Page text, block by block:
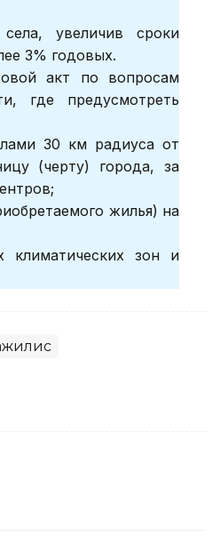
увеличив сроки
3% годовых.
акт по вопросам
где предусмотреть
30 км радиуса от
(черту) города, за
жилья) на
климатических зон и